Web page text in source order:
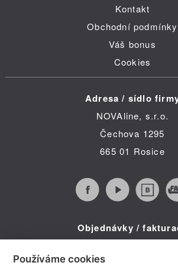
Kontakt
Obchodní podmínky
Váš bonus
Cookies
Adresa / sídlo
NOVAline, s.r.o.
Čechova 1295
665 01 Rosice
Objednávky /
Telefon: +420 734 322
Používáme cookies